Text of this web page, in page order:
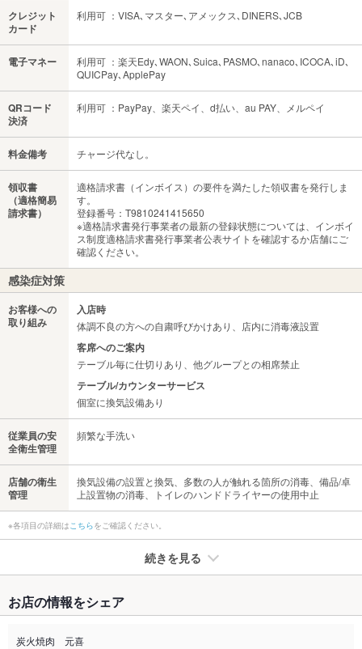
クレジット
カード
利用可 ：VISA､マスター､アメックス､DINERS､JCB
電子マネー
利用可 ：楽天Edy､WAON､Suica､PASMO､nanaco､ICOCA､iD､
QUICPay､ApplePay
QRコード
決済
利用可 ：PayPay、楽天ペイ、d払い、au PAY、メルペイ
料金備考 チャージ代なし。
領収書
（適格簡易
請求書）
適格請求書（インボイス）の要件を満たした領収書を発行しま
す。
登録番号：T9810241415650
※適格請求書発行事業者の最新の登録状態については、インボイ
ス制度適格請求書発行事業者公表サイトを確認するか店舗にご
確認ください。
感染症対策
お客様への
取り組み
入店時
体調不良の方への自粛呼びかけあり、店内に消毒液設置
客席へのご案内
テーブル毎に仕切りあり、他グループとの相席禁止
テーブル/カウンターサービス
個室に換気設備あり
従業員の安
全衛生管理
頻繁な手洗い
店舗の衛生
管理
換気設備の設置と換気、多数の人が触れる箇所の消毒、備品/卓
上設置物の消毒、トイレのハンドドライヤーの使用中止
※各項目の詳細はこちらをご確認ください。
続きを見る
禁煙・喫煙
全席禁煙
お店の情報をシェア
炭火焼肉 元喜